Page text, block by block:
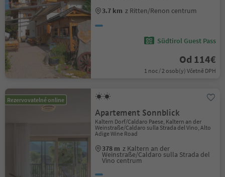
3.7 km z Ritten/Renon centrum
Südtirol Guest Pass
Od 114€
1 noc / 2 osob(y) Včetně DPH
Rezervovatelné online
Apartement Sonnblick
Kaltern Dorf/Caldaro Paese, Kaltern an der
Weinstraße/Caldaro sulla Strada del Vino, Alto
Adige Wine Road
378 m z Kaltern an der
Weinstraße/Caldaro sulla Strada del
Vino centrum